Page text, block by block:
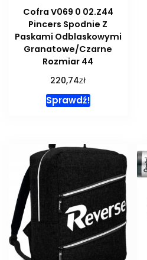
Cofra V069 0 02.Z44
Pincers Spodnie Z
Paskami Odblaskowymi
Granatowe/Czarne
Rozmiar 44
220,74zł
Sprawdź!